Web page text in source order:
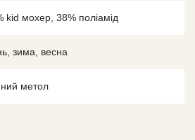
kid мохер, 38% поліамід
зима, весна
метол